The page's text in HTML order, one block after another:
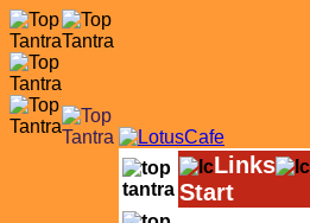
Links
Start